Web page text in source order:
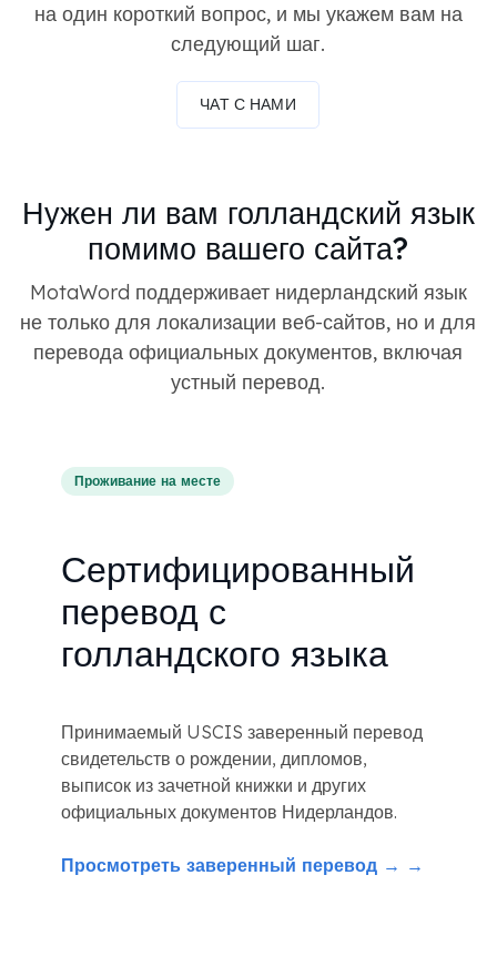
на один короткий вопрос, и мы укажем вам на
следующий шаг.
ЧАТ С НАМИ
Нужен ли вам голландский язык
помимо вашего сайта?
MotaWord поддерживает нидерландский язык
не только для локализации веб-сайтов, но и для
перевода официальных документов, включая
устный перевод.
Проживание на месте
Сертифицированный
перевод с
голландского языка
Принимаемый USCIS заверенный перевод
свидетельств о рождении, дипломов,
выписок из зачетной книжки и других
официальных документов Нидерландов.
Просмотреть заверенный перевод → →